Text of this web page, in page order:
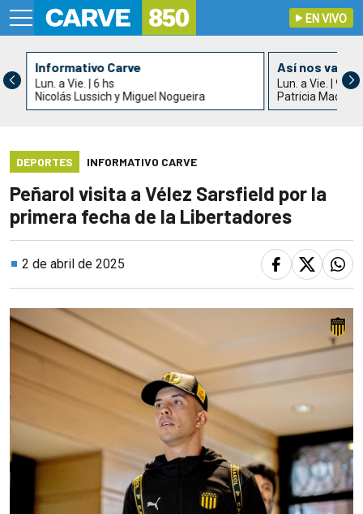
EN VIVO
Informativo Carve
Lun. a Vie. | 6 hs
Nicolás Lussich y Miguel Nogueira
Así nos va
Lun. a Vie. | 9 hs
Patricia Madrid
DEPORTES INFORMATIVO CARVE
Peñarol visita a Vélez Sarsfield por la
primera fecha de la Libertadores
2 de abril de 2025